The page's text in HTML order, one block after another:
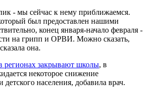
- мы сейчас к нему приближаемся.
был предоставлен нашими
конец января-начало февраля -
на грипп и ОРВИ. Можно сказать,
она.
регионах закрывают школы, в
некоторое снижение
детского населения, добавила врач.